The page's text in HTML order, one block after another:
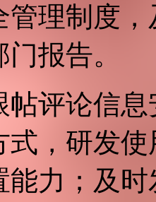
管理制度
报告。
帖评论信
式，研发
能力；及